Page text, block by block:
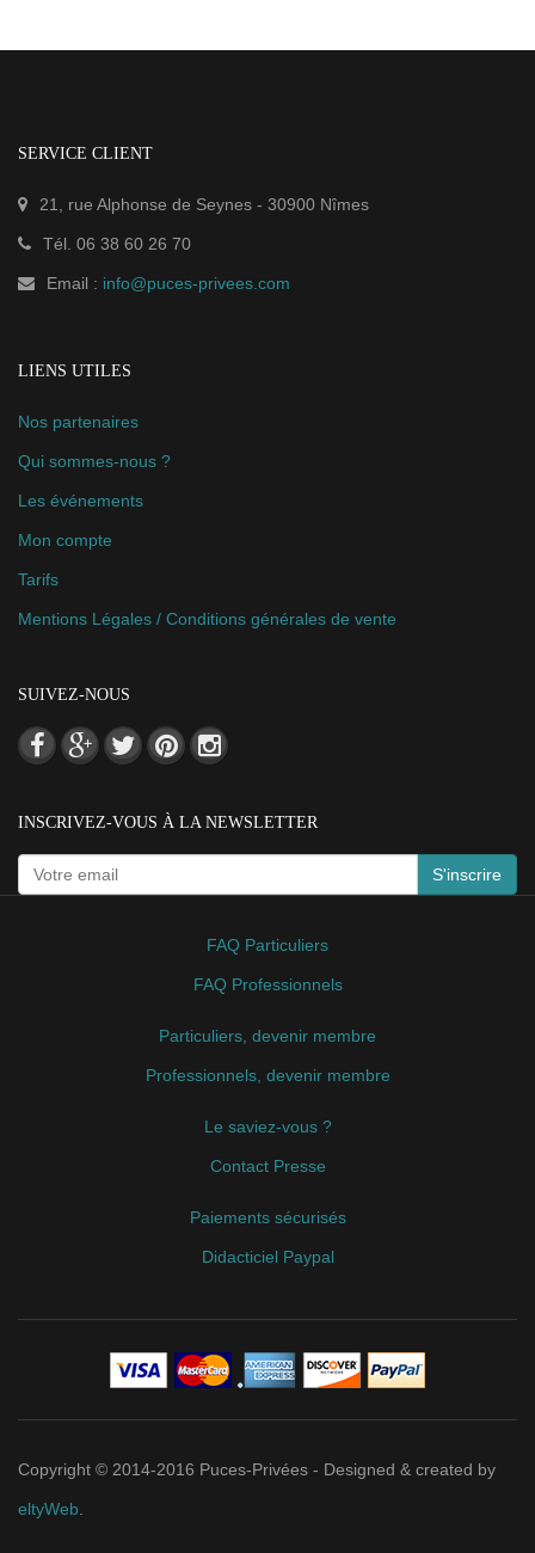
SERVICE CLIENT
21, rue Alphonse de Seynes - 30900 Nîmes
Tél. 06 38 60 26 70
Email : info@puces-privees.com
LIENS UTILES
Nos partenaires
Qui sommes-nous ?
Les événements
Mon compte
Tarifs
Mentions Légales / Conditions générales de vente
SUIVEZ-NOUS
INSCRIVEZ-VOUS À LA NEWSLETTER
S'inscrire
FAQ Particuliers
FAQ Professionnels
Particuliers, devenir membre
Professionnels, devenir membre
Le saviez-vous ?
Contact Presse
Paiements sécurisés
Didacticiel Paypal
Copyright © 2014-2016 Puces-Privées - Designed & created by
eltyWeb